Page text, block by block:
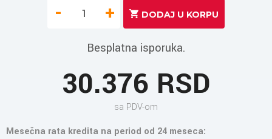
- +
Besplatna isporuka.
30.376 RSD
sa PDV-om
Mesečna rata kredita na period od 24 meseca: